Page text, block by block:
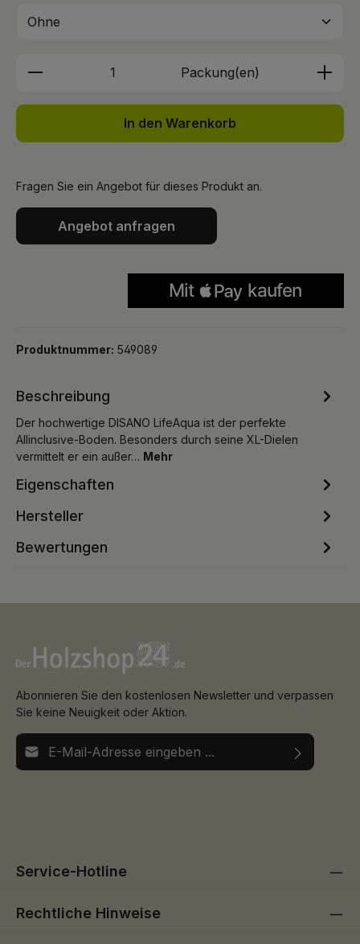
Produkt Anzahl: Gib den
Packung(en)
In den Warenkorb
Fragen Sie ein Angebot für dieses Produkt an.
Angebot anfragen
Produktnummer: 549089
Beschreibung
Der hochwertige DISANO LifeAqua ist der perfekte
Allinclusive-Boden. Besonders durch seine XL-Dielen
vermittelt er ein außer… Mehr
Eigenschaften
Hersteller
Bewertungen
Abonnieren Sie den kostenlosen Newsletter und verpassen
Sie keine Neuigkeit oder Aktion.
E-Mail-Adresse*
Service-Hotline
Rechtliche Hinweise